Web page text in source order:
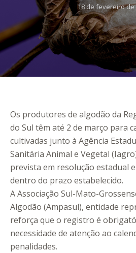
18 de fevereiro de
Os produtores de algodão da
do Sul têm até 2 de março para
cultivadas junto à Agência
Sanitária Animal e Vegetal
prevista em resolução estadual
dentro do prazo estabelecido.
A Associação Sul-Mato-
Algodão (Ampasul), entidade
reforça que o registro é
necessidade de atenção ao
penalidades.